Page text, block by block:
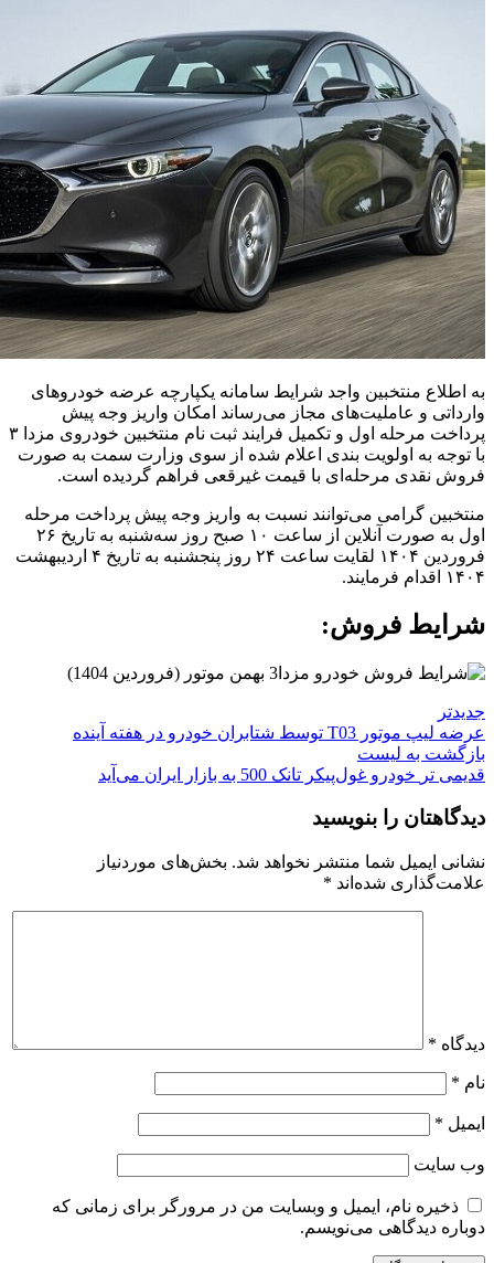
به اطلاع منتخبین واجد شرایط سامانه یکپارچه عرضه خودروهای
وارداتی و عاملیت‌های مجاز می‌رساند امکان واریز وجه پیش
پرداخت مرحله اول و تکمیل فرایند ثبت نام منتخبین خودروی مزدا ۳
با توجه به اولویت بندی اعلام شده از سوی وزارت سمت به صورت
فروش نقدی مرحله‌ای با قیمت غیرقعی فراهم گردیده است.
منتخبین گرامی می‌توانند نسبت به واریز وجه پیش پرداخت مرحله
اول به صورت آنلاین از ساعت ۱۰ صبح روز سه‌شنبه به تاریخ ۲۶
فروردین ۱۴۰۴ لقایت ساعت ۲۴ روز پنجشنبه به تاریخ ۴ اردیبهشت
۱۴۰۴ اقدام فرمایند.
شرایط فروش:
جدیدتر
عرضه لیپ موتور T03 توسط شتابران خودرو در هفته آینده
بازگشت به لیست
قدیمی تر خودرو غول‌پیکر تانک 500 به بازار ایران می‌آید
دیدگاهتان را بنویسید
نشانی ایمیل شما منتشر نخواهد شد. بخش‌های موردنیاز
علامت‌گذاری شده‌اند *
دیدگاه *
نام *
ایمیل *
وب‌ سایت
ذخیره نام، ایمیل و وبسایت من در مرورگر برای زمانی که
دوباره دیدگاهی می‌نویسم.